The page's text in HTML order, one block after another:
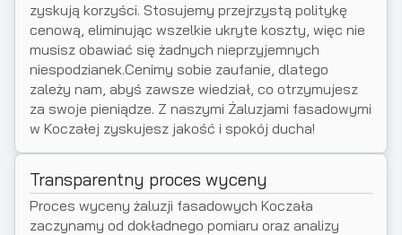
zyskują korzyści. Stosujemy przejrzystą politykę
cenową, eliminując wszelkie ukryte koszty, więc nie
musisz obawiać się żadnych nieprzyjemnych
niespodzianek.Cenimy sobie zaufanie, dlatego
zależy nam, abyś zawsze wiedział, co otrzymujesz
za swoje pieniądze. Z naszymi Żaluzjami fasadowymi
w Koczałej zyskujesz jakość i spokój ducha!
Transparentny proces wyceny
Proces wyceny żaluzji fasadowych Koczała
zaczynamy od dokładnego pomiaru oraz analizy